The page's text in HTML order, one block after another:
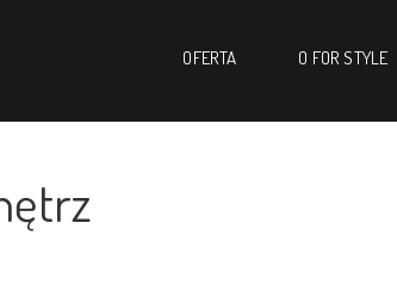
OFERTA O FOR STYLE